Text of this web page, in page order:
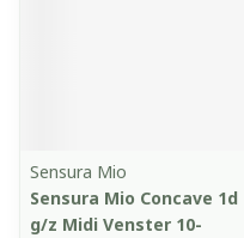
Sensura Mio
Sensura Mio Concave 1d
g/z Midi Venster 10-